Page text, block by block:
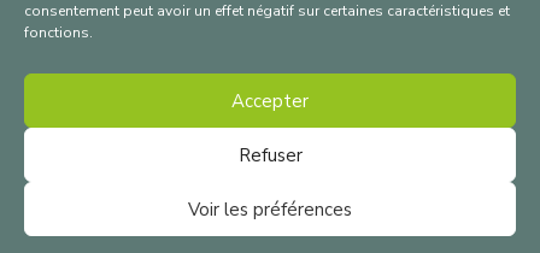
consentement peut avoir un effet négatif sur certaines caractéristiques et
fonctions.
Accepter
Refuser
Voir les préférences
☎ +33 2 99 69 48 40
Nous Contacter
Nos certificats